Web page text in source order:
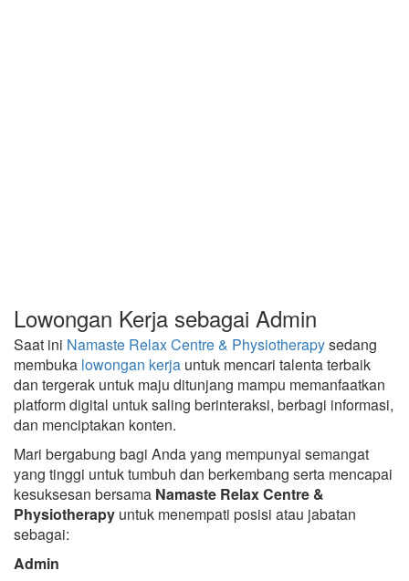
Lowongan Kerja sebagai Admin
Saat ini Namaste Relax Centre & Physiotherapysedang
membuka lowongan kerja untuk mencari talenta terbaik
dan tergerak untuk maju ditunjang mampu memanfaatkan
platform digital untuk saling berinteraksi, berbagi informasi,
dan menciptakan konten.
Mari bergabung bagi Anda yang mempunyai semangat
yang tinggi untuk tumbuh dan berkembang serta mencapai
kesuksesan bersama Namaste Relax Centre &
Physiotherapy untuk menempati posisi atau jabatan
sebagai:
Admin